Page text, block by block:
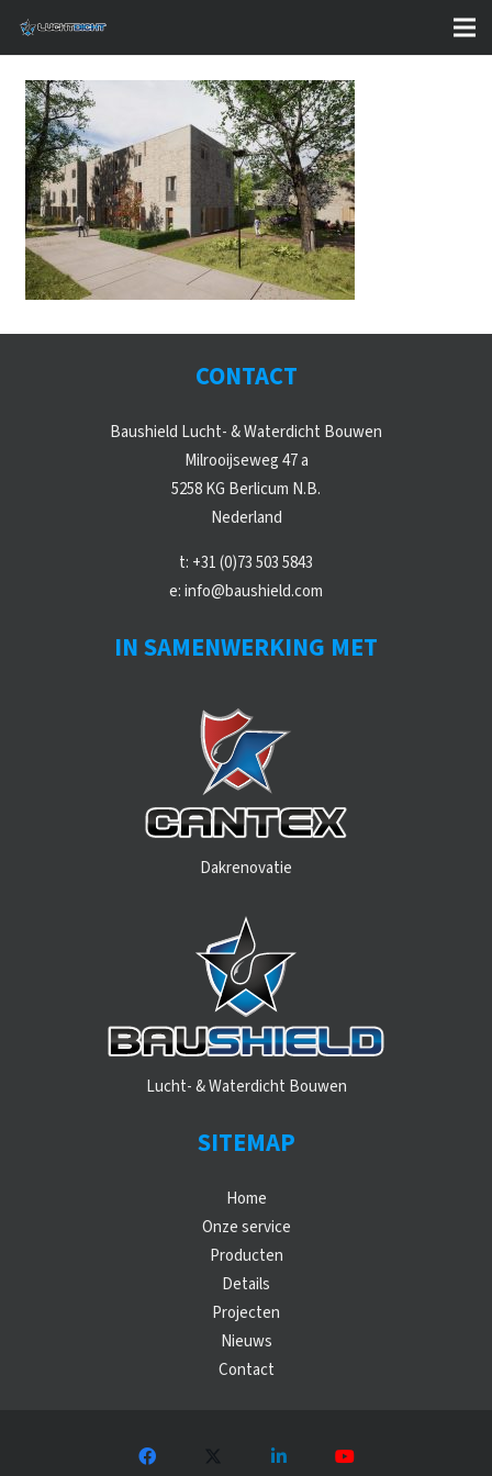
CONTACT
Baushield Lucht- & Waterdicht Bouwen
Milrooijseweg 47 a
5258 KG Berlicum N.B.
Nederland
t: +31 (0)73 503 5843
e:info@baushield.com
IN SAMENWERKING MET
Dakrenovatie
Lucht- & Waterdicht Bouwen
SITEMAP
Home
Onze service
Producten
Details
Projecten
Nieuws
Contact